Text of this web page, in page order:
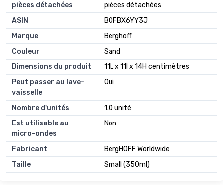
pièces détachées
pièces détachées
ASIN
B0FBX6YY3J
Marque
Berghoff
Couleur
Sand
Dimensions du produit
11L x 11l x 14H centimètres
Peut passer au lave-
vaisselle
Oui
Nombre d'unités
1.0 unité
Est utilisable au
micro-ondes
Non
Fabricant
BergHOFF Worldwide
Taille
Small (350ml)